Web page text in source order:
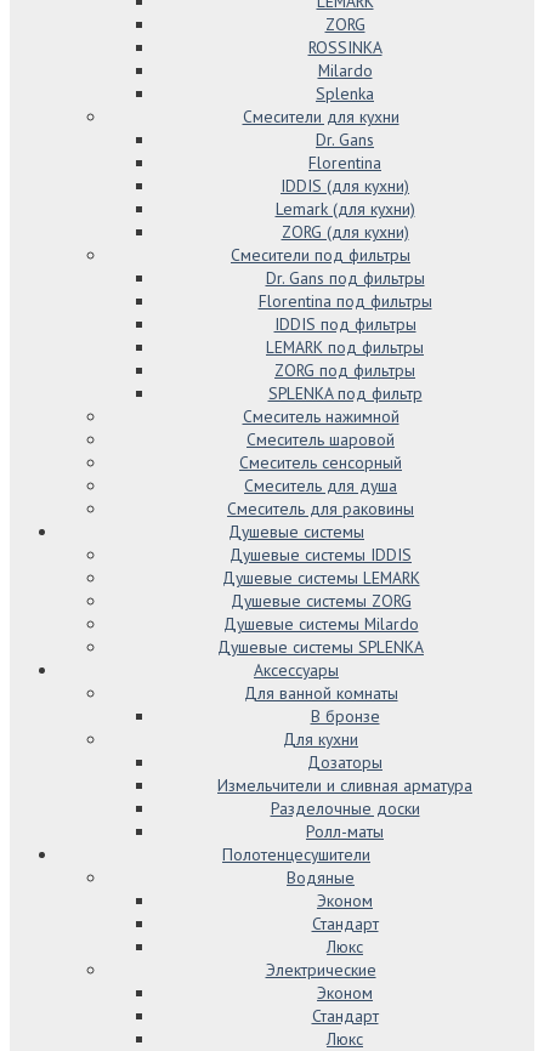
ZORG
ROSSINKA
Milardo
Splenka
Смесители для кухни
Dr. Gans
Florentina
IDDIS (для кухни)
Lemark (для кухни)
ZORG (для кухни)
Смесители под фильтры
Dr. Gans под фильтры
Florentina под фильтры
IDDIS под фильтры
LEMARK под фильтры
ZORG под фильтры
SPLENKA под фильтр
Смеситель нажимной
Смеситель шаровой
Смеситель сенсорный
Смеситель для душа
Смеситель для раковины
Душевые системы
Душевые системы IDDIS
Душевые системы LEMARK
Душевые системы ZORG
Душевые системы Milardo
Душевые системы SPLENKA
Аксессуары
Для ванной комнаты
В бронзе
Для кухни
Дозаторы
Измельчители и сливная арматура
Разделочные доски
Ролл-маты
Полотенцесушители
Водяные
Эконом
Стандарт
Люкс
Электрические
Эконом
Стандарт
Люкс